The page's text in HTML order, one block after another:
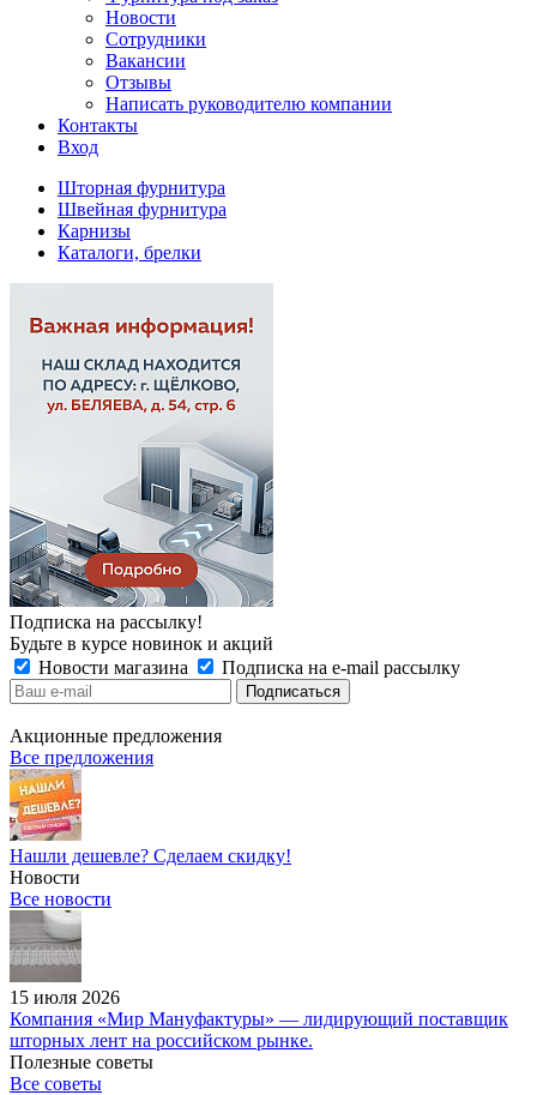
Новости
Сотрудники
Вакансии
Отзывы
Написать руководителю компании
Контакты
Вход
Шторная фурнитура
Швейная фурнитура
Карнизы
Каталоги, брелки
Подписка на рассылку!
Будьте в курсе новинок и акций
Новости магазина
Подписка на e-mail рассылку
Акционные предложения
Все предложения
Нашли дешевле? Сделаем скидку!
Новости
Все новости
15 июля 2026
Компания «Мир Мануфактуры» — лидирующий поставщик
шторных лент на российском рынке.
Полезные советы
Все советы